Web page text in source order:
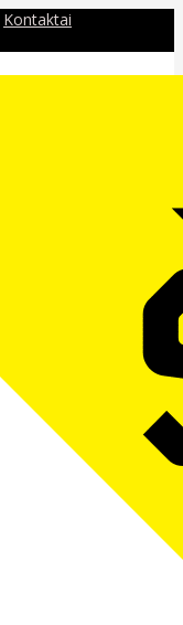
Kontaktai